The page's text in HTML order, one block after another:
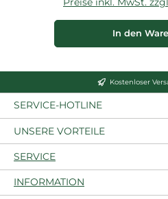
In den
Kostenloser
SERVICE-HOTLINE
UNSERE VORTEILE
SERVICE
INFORMATION